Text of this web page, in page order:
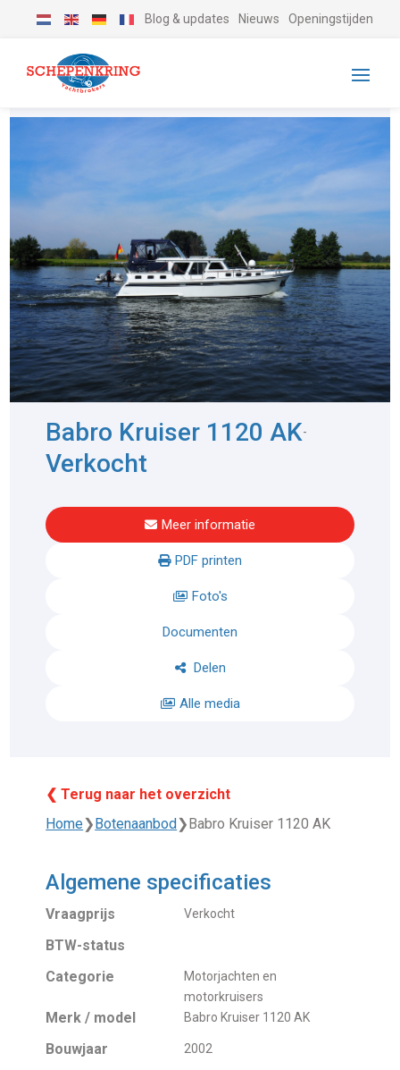
Blog & updates Nieuws Openingstijden
Babro Kruiser 1120 AK-
Verkocht
Meer informatie
PDF printen
Foto's
Documenten
Delen
Alle media
❮ Terug naar het overzicht
Home❯ Botenaanbod ❯ Babro Kruiser 1120 AK
Algemene specificaties
Vraagprijs Verkocht
BTW-status
Categorie
Motorjachten en
motorkruisers
Merk / model Babro Kruiser 1120 AK
Bouwjaar 2002